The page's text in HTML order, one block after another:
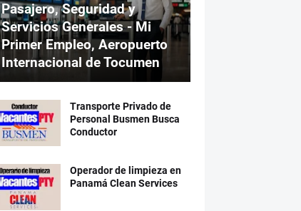
Pasajero, Seguridad y
Servicios Generales - Mi
Primer Empleo, Aeropuerto
Internacional de Tocumen
Transporte Privado de
Personal Busmen Busca
Conductor
Operador de limpieza en
Panamá Clean Services